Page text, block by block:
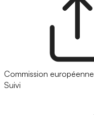
Commission européenne
Suivi